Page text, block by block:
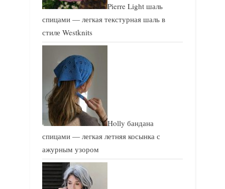
Pierre Light шаль
спицами — легкая текстурная шаль в
стиле Westknits
Holly бандана
спицами — легкая летняя косынка с
ажурным узором